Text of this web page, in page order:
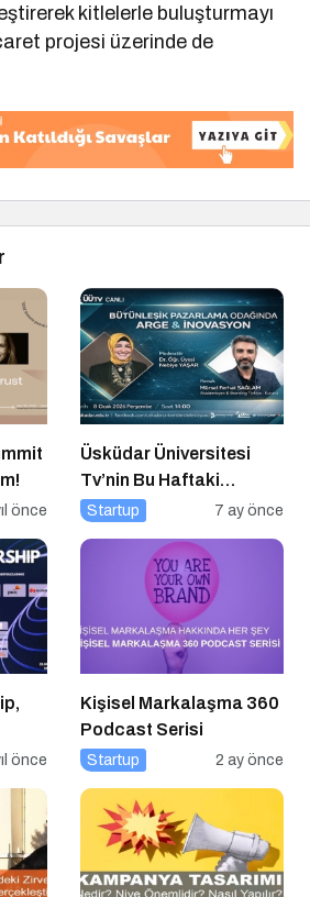
kitlelerle buluşturmayı
projesi üzerinde de
önce
Üsküdar Üniversitesi
Tv’nin Bu Haftaki
Konuğu Mürsel Ferhat
Startup 7 ay önce
önce
Kişisel Markalaşma 360
Podcast Serisi
Startup 2 ay önce